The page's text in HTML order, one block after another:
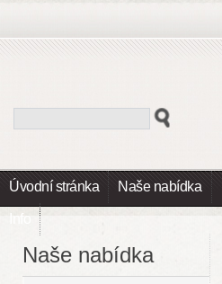
Úvodní stránka Naše nabídka
Info
Naše nabídka